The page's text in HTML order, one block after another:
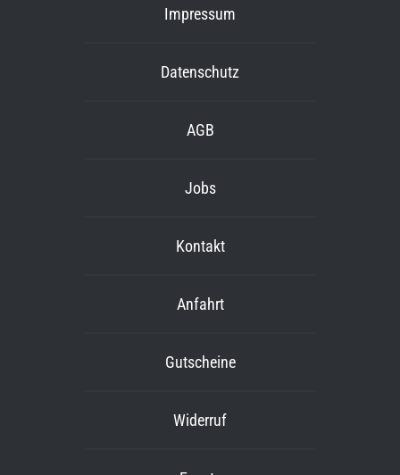
Impressum
Datenschutz
AGB
Jobs
Kontakt
Anfahrt
Gutscheine
Widerruf